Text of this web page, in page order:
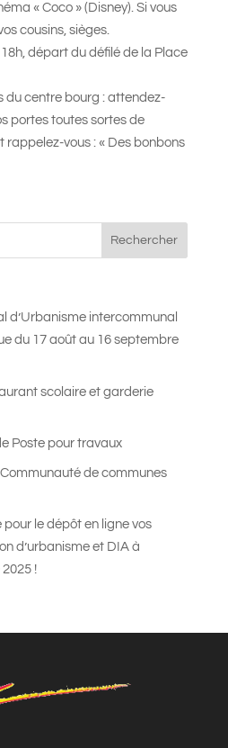
« Coco » (Disney). Si vous
cousins, sièges.
départ du défilé de la Place
du centre bourg : attendez-
portes toutes sortes de
vous : « Des bonbons
d’Urbanisme intercommunal
du 17 août au 16 septembre
scolaire et garderie
Poste pour travaux
de communes
le dépôt en ligne vos
d’urbanisme et DIA à
!